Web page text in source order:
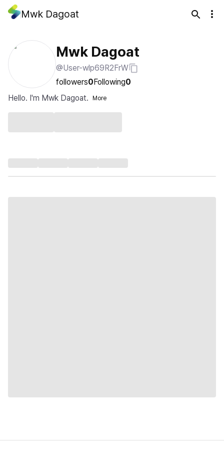
Mwk Dagoat
Mwk Dagoat
@User-wlp69R2FrW
followers0Following0
Hello. I'm Mwk Dagoat.
More